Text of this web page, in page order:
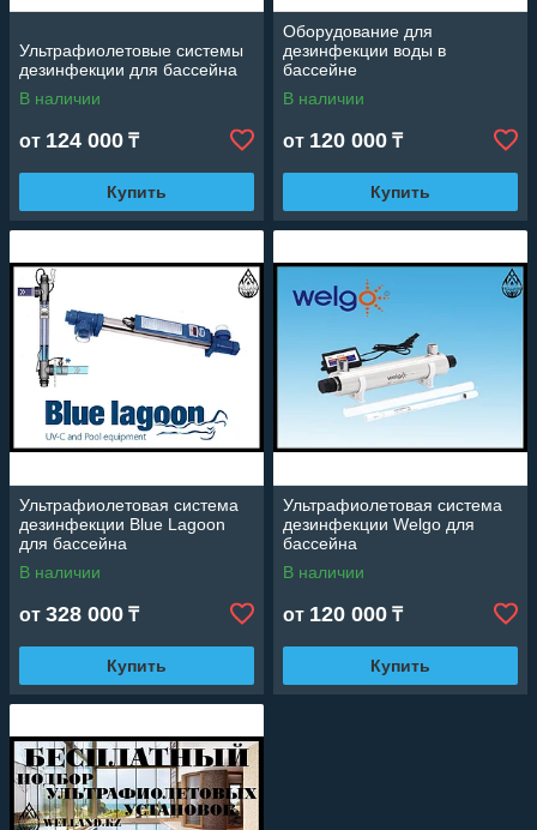
Ультрафиолетовые системы
дезинфекции для бассейна
В наличии
от 124 000 ₸
Купить
Оборудование для
дезинфекции воды в
бассейне
В наличии
от 120 000 ₸
Купить
Ультрафиолетовая система
дезинфекции Blue Lagoon
для бассейна
В наличии
от 328 000 ₸
Купить
Ультрафиолетовая система
дезинфекции Welgo для
бассейна
В наличии
от 120 000 ₸
Купить